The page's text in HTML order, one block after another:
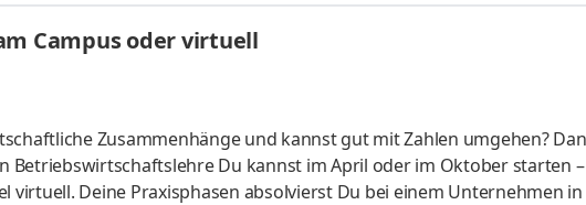
Aufgaben Du
startenDu absolvierst ein staatlich anerkanntes
Campus oder virtuell
Zusammenhänge und kannst gut mit Zahlen umgehen?
Betriebswirtschaftslehre Du kannst im April oder im Oktober starten
virtuell. Deine Praxisphasen absolvierst Du bei einem Unternehmen